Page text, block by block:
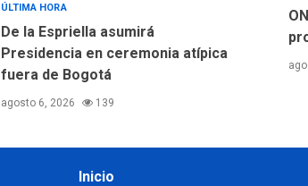
ÚLTIMA HORA
De la Espriella asumirá
Presidencia en ceremonia atípica
fuera de Bogotá
agosto 6, 2026 139
Inicio